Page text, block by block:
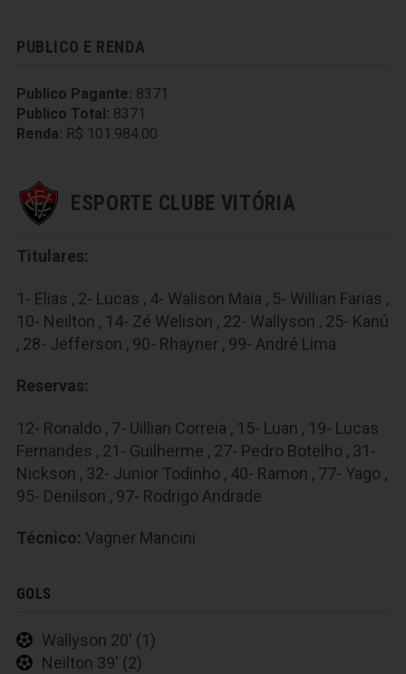
PUBLICO E RENDA
Publico Pagante: 8371
Publico Total: 8371
Renda: R$ 101.984.00
ESPORTE CLUBE VITÓRIA
Titulares:
1- Elias , 2- Lucas , 4- Walison Maia , 5- Willian Farias ,
10- Neilton , 14- Zé Welison , 22- Wallyson , 25- Kanú
, 28- Jefferson , 90- Rhayner , 99- André Lima
Reservas:
12- Ronaldo , 7- Uillian Correia , 15- Luan , 19- Lucas
Fernandes , 21- Guilherme , 27- Pedro Botelho , 31-
Nickson , 32- Junior Todinho , 40- Ramon , 77- Yago ,
95- Denilson , 97- Rodrigo Andrade
Técnico: Vagner Mancini
GOLS
Wallyson 20' (1)
Neilton 39' (2)